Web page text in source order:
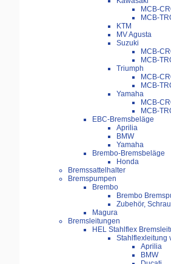
MCB-
MCB-
KTM
MV Agusta
Suzuki
MCB-
MCB-
Triumph
MCB-
MCB-
Yamaha
MCB-
MCB-
EBC-Bremsbeläge
Aprilia
BMW
Yamaha
Brembo-Bremsbeläge
Honda
Bremssattelhalter
Bremspumpen
Brembo
Brembo
Zubehör,
Magura
Bremsleitungen
HEL Stahlflex
Stahlflexleitung
Aprilia
BMW